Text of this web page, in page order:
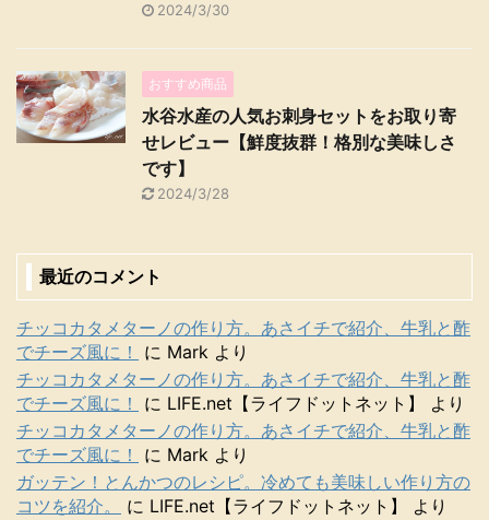
2024/3/30
おすすめ商品
水谷水産の人気お刺身セットをお取り寄
せレビュー【鮮度抜群！格別な美味しさ
です】
2024/3/28
最近のコメント
チッコカタメターノの作り方。あさイチで紹介、牛乳と酢
でチーズ風に！
に Mark より
チッコカタメターノの作り方。あさイチで紹介、牛乳と酢
でチーズ風に！
に LIFE.net【ライフドットネット】
より
チッコカタメターノの作り方。あさイチで紹介、牛乳と酢
でチーズ風に！
に Mark より
ガッテン！とんかつのレシピ。冷めても美味しい作り方の
コツを紹介。
に LIFE.net【ライフドットネット】
より